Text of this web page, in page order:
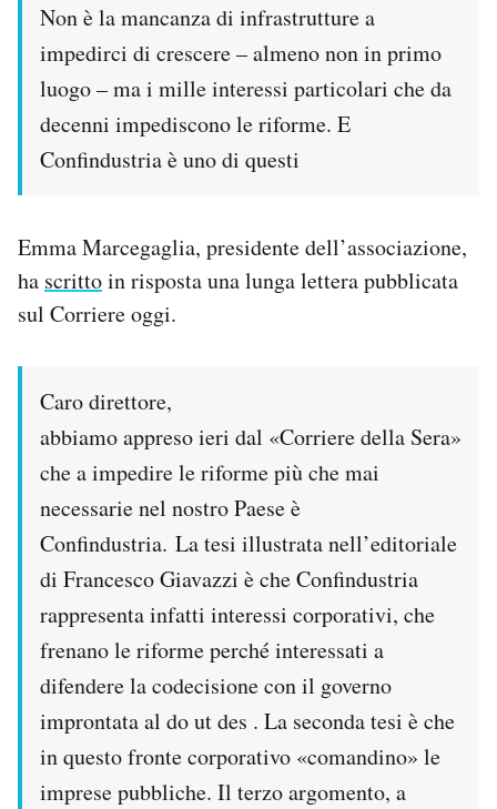
NEWSLETTER
I MIEI PREFERITI
SHOP
AREA PERSONALE
Notifiche mobile
Regala il Post
Hai bisogno di aiuto?
Non è la mancanza di infrastrutture a
impedirci di crescere – almeno non in primo
luogo – ma i mille interessi particolari che da
decenni impediscono le riforme. E
Confindustria è uno di questi
Emma Marcegaglia, presidente dell’associazione,
ha scrittoin risposta una lunga lettera pubblicata
sul Corriere oggi.
Caro direttore,
abbiamo appreso ieri dal «Corriere della Sera»
che a impedire le riforme più che mai
necessarie nel nostro Paese è
Confindustria. La tesi illustrata nell’editoriale
di Francesco Giavazzi è che Confindustria
rappresenta infatti interessi corporativi, che
frenano le riforme perché interessati a
difendere la codecisione con il governo
improntata al do ut des . La seconda tesi è che
in questo fronte corporativo «comandino» le
imprese pubbliche. Il terzo argomento, a